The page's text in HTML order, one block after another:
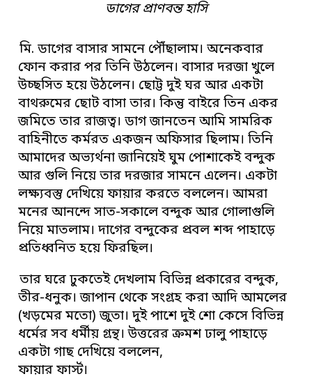
ডাগের প্রাণবন্ত হাসি
মি. ডাগের বাসার সামনে পৌঁছালাম। অনেকবার
ফোন করার পর তিনি উঠলেন। বাসার দরজা খুলে
উচ্ছসিত হয়ে উঠলেন। ছোট্ট দুই ঘর আর একটা
বাথরুমের ছোট বাসা তার। কিন্তু বাইরে তিন একর
জমিতে তার রাজত্ব। ডাগ জানতেন আমি সামরিক
বাহিনীতে কর্মরত একজন অফিসার ছিলাম। তিনি
আমাদের অভ্যর্থনা জানিয়েই ঘুম পোশাকেই বন্দুক
আর গুলি নিয়ে তার দরজার সামনে এলেন। একটা
লক্ষ্যবস্তু দেখিয়ে ফায়ার করতে বললেন। আমরা
মনের আনন্দে সাত-সকালে বন্দুক আর গোলাগুলি
নিয়ে মাতলাম। দাগের বন্দুকের প্রবল শব্দ পাহাড়ে
প্রতিধ্বনিত হয়ে ফিরছিল।
তার ঘরে ঢুকতেই দেখলাম বিভিন্ন প্রকারের বন্দুক,
তীর-ধনুক। জাপান থেকে সংগ্রহ করা আদি আমলের
(খড়মের মতো) জুতা। দুই পাশে দুই শো কেসে বিভিন্ন
ধর্মের সব ধর্মীয় গ্রন্থ। উত্তরের ক্রমশ ঢালু পাহাড়ে
একটা গাছ দেখিয়ে বললেন,
ফায়ার ফার্স্ট।